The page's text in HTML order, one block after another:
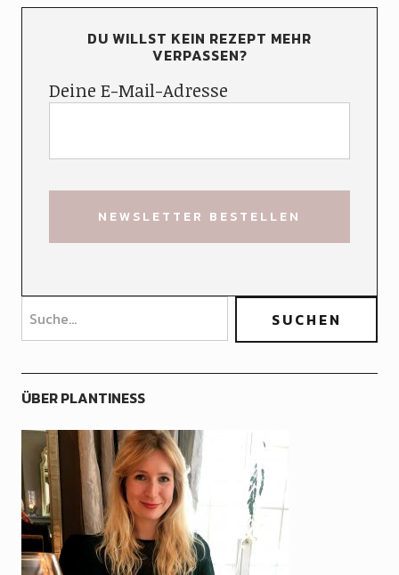
DU WILLST KEIN REZEPT MEHR
VERPASSEN?
Deine E-Mail-Adresse
ÜBER PLANTINESS